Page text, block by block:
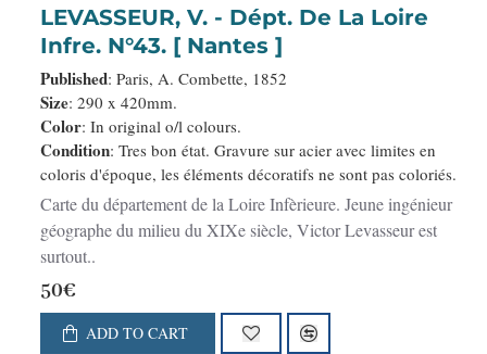
LEVASSEUR, V. - Dépt. De La Loire
Infre. N°43. [ Nantes ]
Published: Paris, A. Combette, 1852
Size: 290 x 420mm.
Color: In original o/l colours.
Condition: Tres bon état. Gravure sur acier avec limites en
coloris d'époque, les éléments décoratifs ne sont pas coloriés.
Carte du département de la Loire Infèrieure. Jeune ingénieur
géographe du milieu du XIXe siècle, Victor Levasseur est
surtout..
50€
ADD TO CART